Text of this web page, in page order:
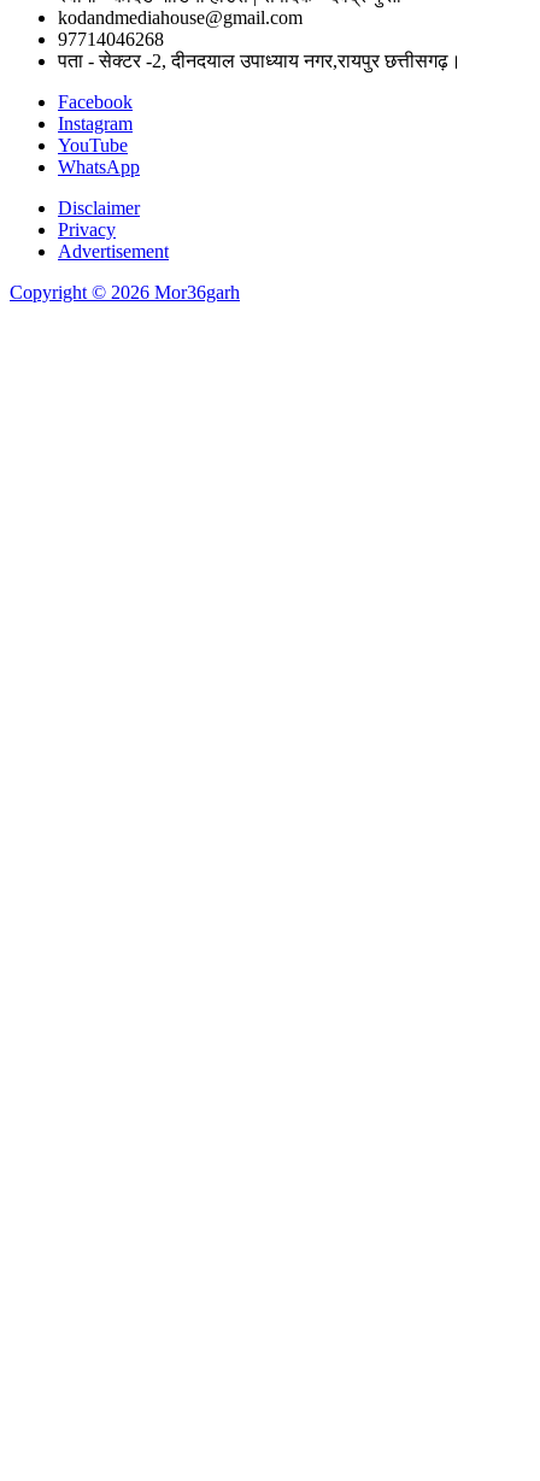
kodandmediahouse@gmail.com
97714046268
पता - सेक्टर -2, दीनदयाल उपाध्याय नगर,रायपुर छत्तीसगढ़।
Facebook
Instagram
YouTube
WhatsApp
Disclaimer
Privacy
Advertisement
Copyright © 2026 Mor36garh